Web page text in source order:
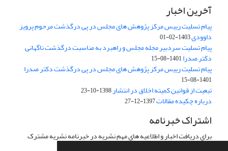
آخرین اخبار
پیام تسلیت رییس مرکز پژوهش های مجلس در پی درگذشت مرحوم پرویز
داوودی1403-02-01
پیام تسلیت سردبیر مجله مجلس و راهبرد به مناسبت درگذشت ناگهانی
دکتر صدرا1401-08-15
پیام تسلیت رییس مرکز پژوهش های مجلس در پی درگذشت دکتر صدرا
1401-08-15
تبعیت از قوانین کمیته اخلاق در انتشار1398-10-23
درباره چکیده مقالات1397-12-27
اشتراک خبرنامه
برای دریافت اخبار و اطلاعیه های مهم نشریه در خبرنامه نشریه مشترک